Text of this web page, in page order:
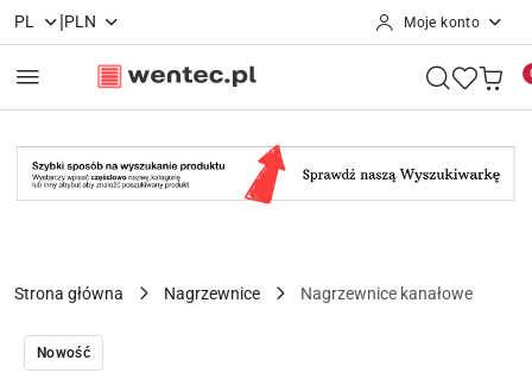
Przejdź do treści głównej
Przejdź do wyszukiwarki
Przejdź do moje konto
Przejdź do menu głównego
Przejdź do opisu produktu
Przejdź do stopki
PL |PLN Moje konto
Strona główna Nagrzewnice Nagrzewnice kanałowe
Nowość